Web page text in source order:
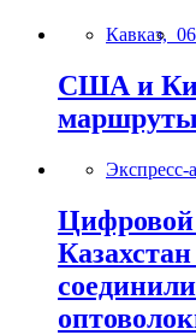
Кавказ,
США и
Экспресс-
Цифровой